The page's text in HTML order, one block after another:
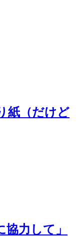
紙（だけど
力して」